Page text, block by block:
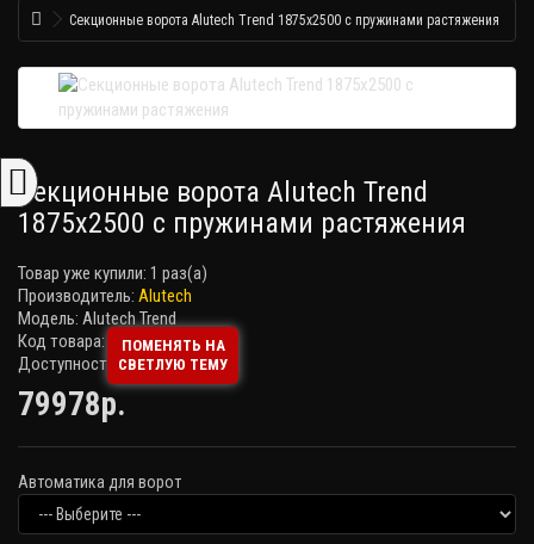
ПОМЕНЯТЬ НА
СВЕТЛУЮ ТЕМУ
Секционные ворота Alutech Trend 1875х2500 с пружинами растяжения
Секционные ворота Alutech Trend
1875х2500 с пружинами растяжения
Товар уже купили: 1 раз(а)
Производитель: Alutech
Модель: Alutech Trend
Код товара:
Доступность: Есть в наличии
79978р.
Автоматика для ворот